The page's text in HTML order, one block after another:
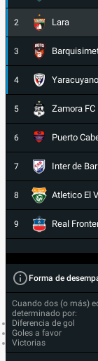
2 Lara
3
4
5 Zamora FC
6 Puerto
7 Inter de
8 Atletico El
9 Real
Forma de
Cuando dos (o más)
determinado por:
Diferencia de gol
Goles a favor
Victorias